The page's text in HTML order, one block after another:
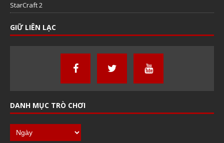
StarCraft 2
GIỮ LIÊN LẠC
DANH MỤC TRÒ CHƠI